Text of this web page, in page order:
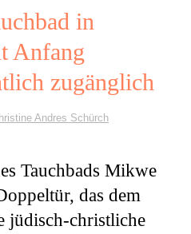
in
Anfang
zugänglich
Andres Schürch
Tauchbads Mikwe
das dem
­jüdisch-christliche